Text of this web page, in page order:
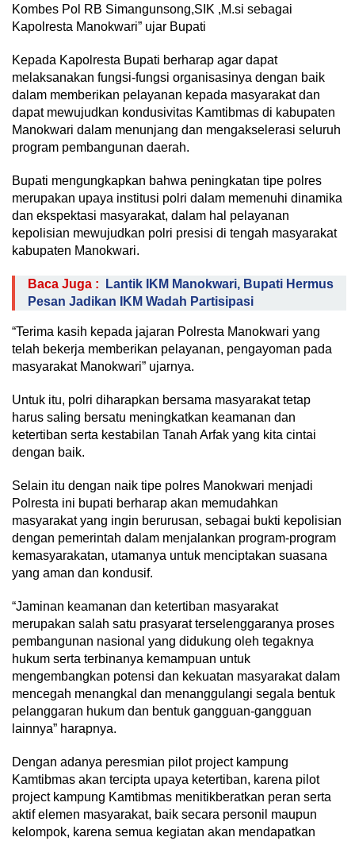
Kombes Pol RB Simangunsong,SIK ,M.si sebagai
Kapolresta Manokwari” ujar Bupati
Kepada Kapolresta Bupati berharap agar dapat
melaksanakan fungsi-fungsi organisasinya dengan baik
dalam memberikan pelayanan kepada masyarakat dan
dapat mewujudkan kondusivitas Kamtibmas di kabupaten
Manokwari dalam menunjang dan mengakselerasi seluruh
program pembangunan daerah.
Bupati mengungkapkan bahwa peningkatan tipe polres
merupakan upaya institusi polri dalam memenuhi dinamika
dan ekspektasi masyarakat, dalam hal pelayanan
kepolisian mewujudkan polri presisi di tengah masyarakat
kabupaten Manokwari.
Baca Juga :
Lantik IKM Manokwari, Bupati Hermus
Pesan Jadikan IKM Wadah Partisipasi
“Terima kasih kepada jajaran Polresta Manokwari yang
telah bekerja memberikan pelayanan, pengayoman pada
masyarakat Manokwari” ujarnya.
Untuk itu, polri diharapkan bersama masyarakat tetap
harus saling bersatu meningkatkan keamanan dan
ketertiban serta kestabilan Tanah Arfak yang kita cintai
dengan baik.
Selain itu dengan naik tipe polres Manokwari menjadi
Polresta ini bupati berharap akan memudahkan
masyarakat yang ingin berurusan, sebagai bukti kepolisian
dengan pemerintah dalam menjalankan program-program
kemasyarakatan, utamanya untuk menciptakan suasana
yang aman dan kondusif.
“Jaminan keamanan dan ketertiban masyarakat
merupakan salah satu prasyarat terselenggaranya proses
pembangunan nasional yang didukung oleh tegaknya
hukum serta terbinanya kemampuan untuk
mengembangkan potensi dan kekuatan masyarakat dalam
mencegah menangkal dan menanggulangi segala bentuk
pelanggaran hukum dan bentuk gangguan-gangguan
lainnya” harapnya.
Dengan adanya peresmian pilot project kampung
Kamtibmas akan tercipta upaya ketertiban, karena pilot
project kampung Kamtibmas menitikberatkan peran serta
aktif elemen masyarakat, baik secara personil maupun
kelompok, karena semua kegiatan akan mendapatkan